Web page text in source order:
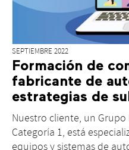
SEPTIEMBRE 2022
Formación de
fabricante de
estrategias de
Nuestro cliente, un
Categoría 1, está